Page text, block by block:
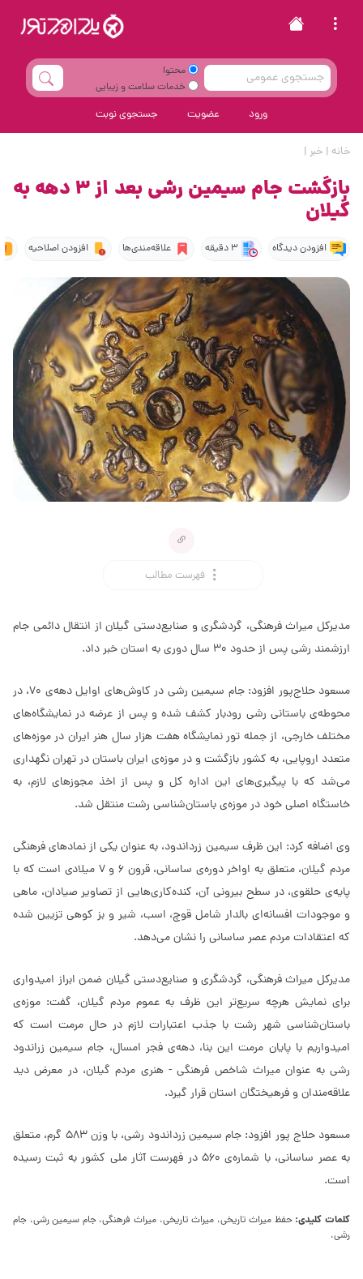
محتوا
خدمات سلامت و زیبایی
ورود عضویت جستجوی نوبت
خانه | خبر |
بازگشت جام سیمین رشی بعد از ۳ دهه به
گیلان
افزودن دیدگاه 3 دقیقه علاقه‌مندی‌ها افزودن اصلاحیه
فهرست مطالب
مدیرکل میراث فرهنگی، گردشگری و صنایع‌دستی گیلان از انتقال دائمی جام
ارزشمند رشی پس از حدود ۳۰ سال دوری به استان خبر داد.
مسعود حلاج‌پور افزود: جام سیمین رشی در کاوش‌های اوایل دهه‌ی ۷۰، در
محوطه‌ی باستانی رشی رودبار کشف شده و پس از عرضه در نمایشگاه‌های
مختلف خارجی، از جمله تور نمایشگاه هفت هزار سال هنر ایران در موزه‌های
متعدد اروپایی، به کشور بازگشت و در موزه‌ی ایران باستان در تهران نگهداری
می‌شد که با پیگیری‌های این اداره کل و پس از اخذ مجوز‌های لازم، به
خاستگاه اصلی خود در موزه‌ی باستان‌شناسی رشت منتقل شد.
وی اضافه کرد: این ظرف سیمین زرداندود، به عنوان یکی از نماد‌های فرهنگی
مردم گیلان، متعلق به اواخر دوره‌ی ساسانی، قرون ۶ و ۷ میلادی است که با
پایه‌ی حلقوی، در سطح بیرونی آن، کنده‌کاری‌هایی از تصاویر صیادان، ماهی
و موجودات افسانه‌ای بالدار شامل قوچ، اسب، شیر و بز کوهی تزیین شده
که اعتقادات مردم عصر ساسانی را نشان می‌دهد.
مدیرکل میراث فرهنگی، گردشگری و صنایع‌دستی گیلان ضمن ابراز امیدواری
برای نمایش هرچه سریع‌تر این ظرف به عموم مردم گیلان، گفت: موزه‌ی
باستان‌شناسی شهر رشت با جذب اعتبارات لازم در حال مرمت است که
امیدواریم با پایان مرمت این بنا، دهه‌ی فجر امسال، جام سیمین زراندود
رشی به عنوان میراث شاخص فرهنگی - هنری مردم گیلان، در معرض دید
علاقه‌مندان و فرهیختگان استان قرار گیرد.
مسعود حلاج پور افزود: جام سیمین زرداندود رشی، با وزن ۵۸۳ گرم، متعلق
به عصر ساسانی، با شماره‌ی ۵۶۰ در فهرست آثار ملی کشور به ثبت رسیده
است.
کلمات کلیدی:حفظ میراث تاریخی، میراث تاریخی، میراث فرهنگی، جام سیمین رشی، جام
رشی،